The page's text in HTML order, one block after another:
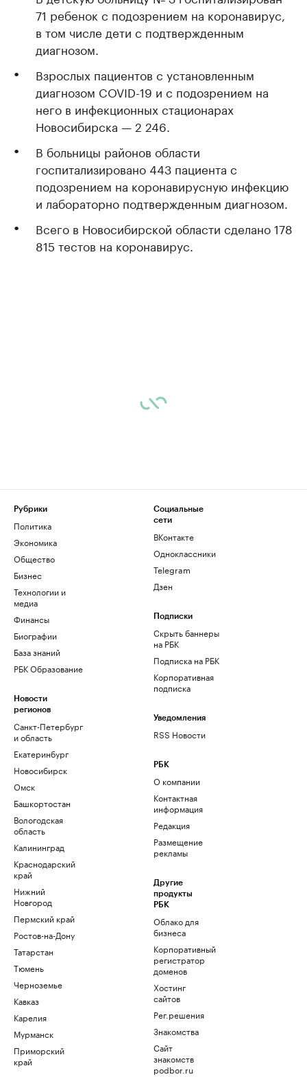
71 ребенок с подозрением на коронавирус,
в том числе дети с подтвержденным
диагнозом.
Взрослых пациентов с установленным
диагнозом COVID-19 и с подозрением на
него в инфекционных стационарах
Новосибирска — 2 246.
В больницы районов области
госпитализировано 443 пациента с
подозрением на коронавирусную инфекцию
и лабораторно подтвержденным диагнозом.
Всего в Новосибирской области сделано 178
815 тестов на коронавирус.
Рубрики
Политика
Экономика
Общество
Бизнес
Технологии и
медиа
Финансы
Биографии
База знаний
РБК Образование
Новости
регионов
Санкт-Петербург
и область
Екатеринбург
Новосибирск
Омск
Башкортостан
Вологодская
область
Калининград
Краснодарский
край
Нижний
Новгород
Пермский край
Ростов-на-Дону
Татарстан
Тюмень
Черноземье
Кавказ
Карелия
Мурманск
Приморский
край
Социальные
сети
ВКонтакте
Одноклассники
Telegram
Дзен
Подписки
Скрыть баннеры
на РБК
Подписка на РБК
Корпоративная
подписка
Уведомления
RSS Новости
РБК
О компании
Контактная
информация
Редакция
Размещение
рекламы
Другие
продукты
РБК
Облако для
бизнеса
Корпоративный
регистратор
доменов
Хостинг
сайтов
Рег.решения
Знакомства
Сайт
знакомств
podbor.ru